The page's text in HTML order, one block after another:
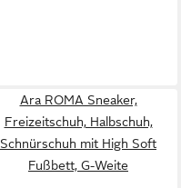
Ara ROMA Sneaker,
Freizeitschuh, Halbschuh,
Schnürschuh mit High Soft
Fußbett, G-Weite